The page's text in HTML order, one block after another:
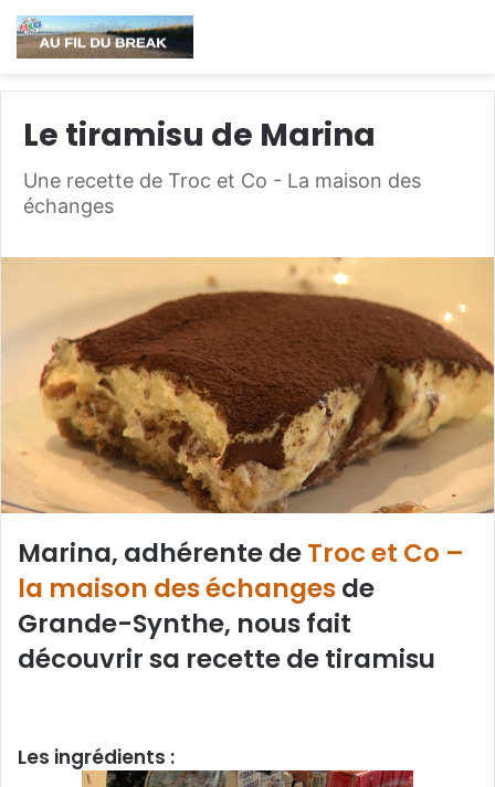
Le tiramisu de Marina
Une recette de Troc et Co - La maison des
échanges
Marina, adhérente deTroc et Co –
la maison des échangesde
Grande-Synthe, nous fait
découvrir sa recette de tiramisu
Les ingrédients :